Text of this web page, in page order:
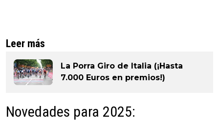
Leer más
La Porra Giro de Italia (¡Hasta
7.000 Euros en premios!)
Novedades para 2025: